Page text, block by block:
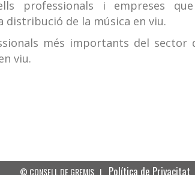
professionals i empreses
distribució de la música en viu.
més importants del sector
viu.
© CONSELL DE GREMIS | Política de Privacitat